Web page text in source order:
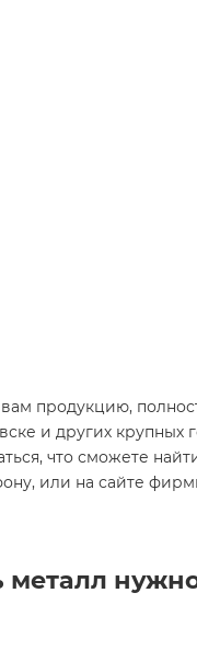
продукцию,
и других
что сможете
или на сайте
металл